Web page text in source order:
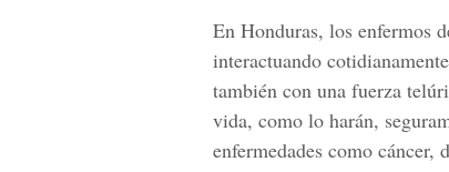
En Honduras, los enfermos
interactuando
también con una fuerza
vida, como lo harán,
enfermedades como cáncer,